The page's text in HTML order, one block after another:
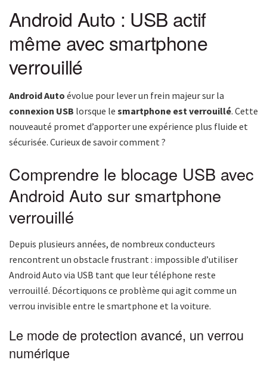
Android Auto : USB actif
même avec smartphone
verrouillé
Android Auto évolue pour lever un frein majeur sur la
connexion USB lorsque le smartphone est verrouillé. Cette
nouveauté promet d’apporter une expérience plus fluide et
sécurisée. Curieux de savoir comment ?
Comprendre le blocage USB avec
Android Auto sur smartphone
verrouillé
Depuis plusieurs années, de nombreux conducteurs
rencontrent un obstacle frustrant : impossible d’utiliser
Android Auto via USB tant que leur téléphone reste
verrouillé. Décortiquons ce problème qui agit comme un
verrou invisible entre le smartphone et la voiture.
Le mode de protection avancé, un verrou
numérique